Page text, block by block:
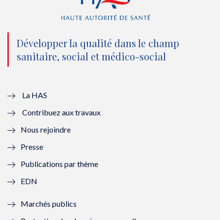
n
o
u
l
l
f
n
k
(
n
o
e
e
(
n
o
u
(
n
o
Développer la qualité dans le champ
sanitaire, social et médico-social
La HAS
Contribuez aux travaux
Nous rejoindre
Presse
Publications par thème
EDN
Marchés publics